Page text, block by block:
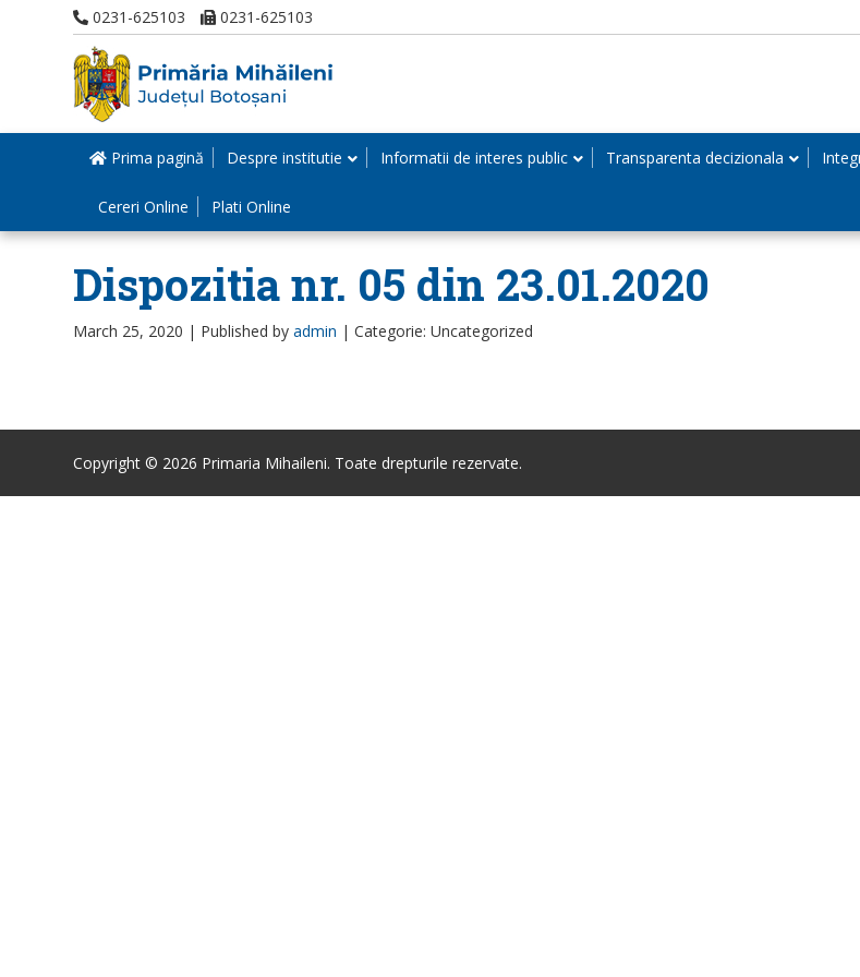
0231-625103 0231-625103
Prima pagină Despre institutie Informatii de interes public Transparenta decizionala
Cereri Online Plati Online
Dispozitia nr. 05 din 23.01.2020
March 25, 2020 | Published by admin | Categorie: Uncategorized
Copyright © 2026 Primaria Mihaileni. Toate drepturile rezervate.